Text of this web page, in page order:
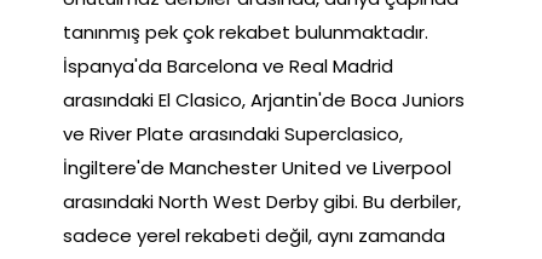
tanınmış pek çok rekabet bulunmaktadır.
İspanya'da Barcelona ve Real Madrid
arasındaki El Clasico, Arjantin'de Boca Juniors
ve River Plate arasındaki Superclasico,
İngiltere'de Manchester United ve Liverpool
arasındaki North West Derby gibi. Bu derbiler,
sadece yerel rekabeti değil, aynı zamanda